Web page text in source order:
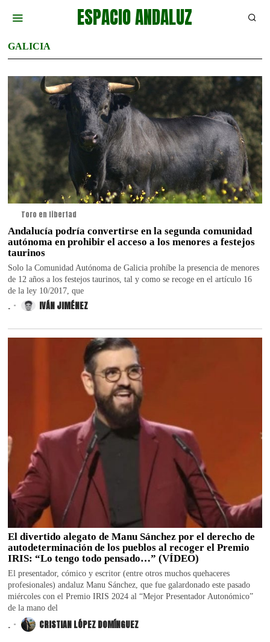
ESPACIO ANDALUZ
GALICIA
Toro en libertad
Andalucía podría convertirse en la segunda comunidad
autónoma en prohibir el acceso a los menores a festejos
taurinos
Solo la Comunidad Autónoma de Galicia prohíbe la presencia de menores
de 12 años a los festejos taurinos, tal y como se recoge en el artículo 16
de la ley 10/2017, que
. IVÁN JIMÉNEZ
El divertido alegato de Manu Sánchez por el derecho de
autodeterminación de los pueblos al recoger el Premio
IRIS: “Lo tengo todo pensado…” (VÍDEO)
El presentador, cómico y escritor (entre otros muchos quehaceres
profesionales) andaluz Manu Sánchez, que fue galardonado este pasado
miércoles con el Premio IRIS 2024 al “Mejor Presentador Autonómico”
de la mano del
. CRISTIAN LÓPEZ DOMÍNGUEZ